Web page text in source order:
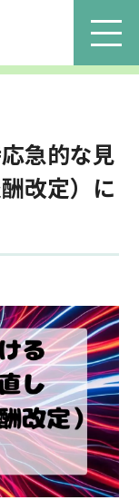
急的な見
改定）に